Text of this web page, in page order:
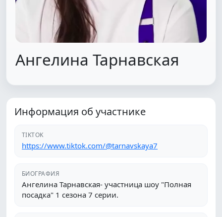
Ангелина Тарнавская
Информация об участнике
TIKTOK
https://www.tiktok.com/@tarnavskaya7
БИОГРАФИЯ
Ангелина Тарнавская- участница шоу "Полная
посадка" 1 сезона 7 серии.